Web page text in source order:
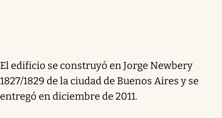
El edificio se construyó en Jorge Newbery
1827/1829 de la ciudad de Buenos Aires y se
entregó en diciembre de 2011.